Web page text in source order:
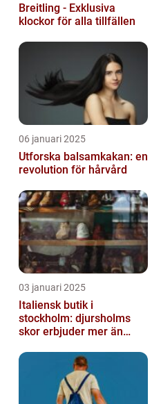
Breitling - Exklusiva
klockor för alla tillfällen
06 januari 2025
Utforska balsamkakan: en
revolution för hårvård
03 januari 2025
Italiensk butik i
stockholm: djursholms
skor erbjuder mer än